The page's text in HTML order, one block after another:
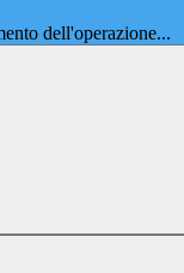
dell'operazione...